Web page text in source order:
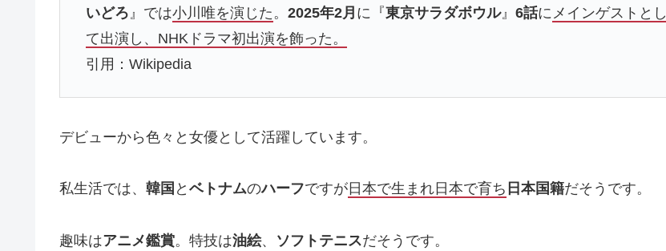
いどろ』では小川唯を演じた。2025年2月 に『東京サラダボウル』6話にメインゲストとし
て出演し、NHKドラマ初出演を飾った。
引用：Wikipedia
デビューから色々と女優として活躍しています。
私生活では、 韓国 と ベトナムのハーフですが 日本で生まれ日本で育ち 日本国籍だそうです。
趣味はアニメ鑑賞。特技は油絵、 ソフトテニスだそうです。